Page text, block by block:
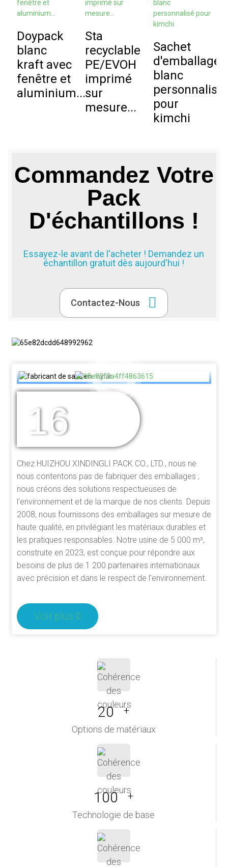
Doypack
blanc
kraft avec
fenêtre et
aluminium...
Sta
recyclable
PE/EVOH
imprimé
sur
mesure...
Sachet
d'emballage
blanc
personnalisé
pour
kimchi
Commandez Votre
Pack
D'échantillons !
Essayez-le avant de l'acheter ! Demandez un
échantillon gratuit dès aujourd'hui !
Contactez-Nous
16
Chez HUIZHOU XINDINGLI PACK CO., LTD., nous ne
nous contentons pas de fabriquer des emballages ;
nous créons des solutions respectueuses de
l’environnement et de la marque de nos clients. Depuis
2008, nous fournissons des emballages sur mesure de
haute qualité, en privilégiant les matériaux durables et
les pratiques responsables. Notre usine de 5 000 m²,
construite en 2023, est conçue pour répondre aux
besoins de plus de 1 200 partenaires internationaux
avec précision et dans le respect de l’environnement.
Voir plus
20 +
Options de matériaux
100 +
Technologie de base